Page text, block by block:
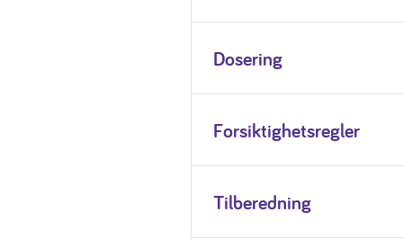
Dosering
Forsiktighetsregler
Tilberedning